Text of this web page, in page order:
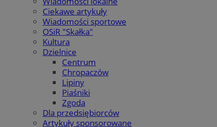
Ciekawe artykuły
Wiadomości sportowe
OSiR "Skałka"
Kultura
Dzielnice
Centrum
Chropaczów
Lipiny
Piaśniki
Zgoda
Dla przedsiębiorców
Artykuły sponsorowane